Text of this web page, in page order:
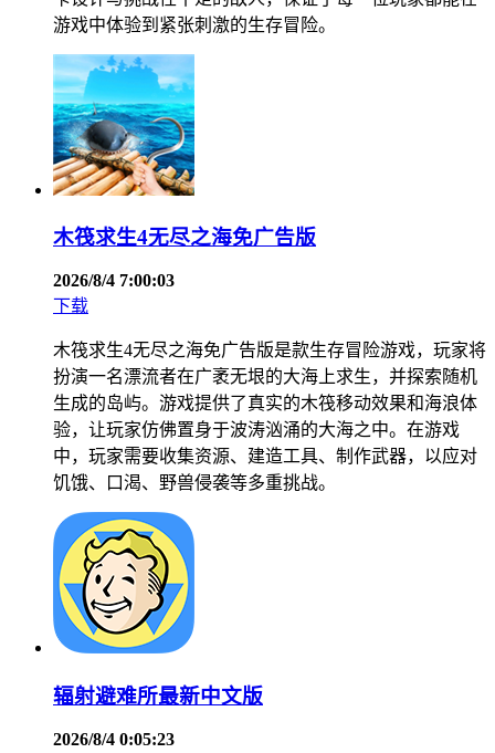
游戏中体验到紧张刺激的生存冒险。
木筏求生4无尽之海免广告版
2026/8/4 7:00:03
下载
木筏求生4无尽之海免广告版是款生存冒险游戏，玩家将
扮演一名漂流者在广袤无垠的大海上求生，并探索随机
生成的岛屿。游戏提供了真实的木筏移动效果和海浪体
验，让玩家仿佛置身于波涛汹涌的大海之中。在游戏
中，玩家需要收集资源、建造工具、制作武器，以应对
饥饿、口渴、野兽侵袭等多重挑战。
辐射避难所最新中文版
2026/8/4 0:05:23